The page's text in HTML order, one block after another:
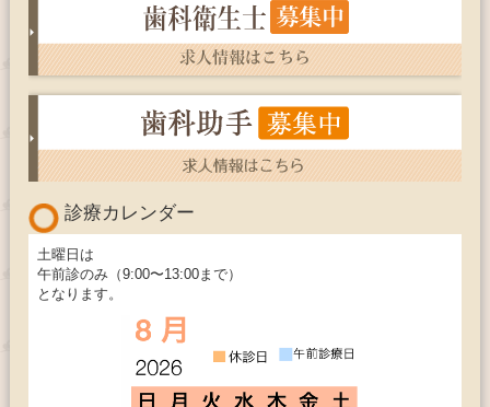
診療カレンダー
土曜日は
午前診のみ（9:00〜13:00まで）
となります。